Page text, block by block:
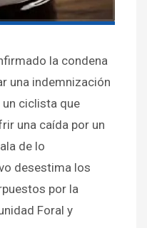
la condena
una indemnización
ciclista que
una caída por un
de lo
desestima los
por la
Foral y